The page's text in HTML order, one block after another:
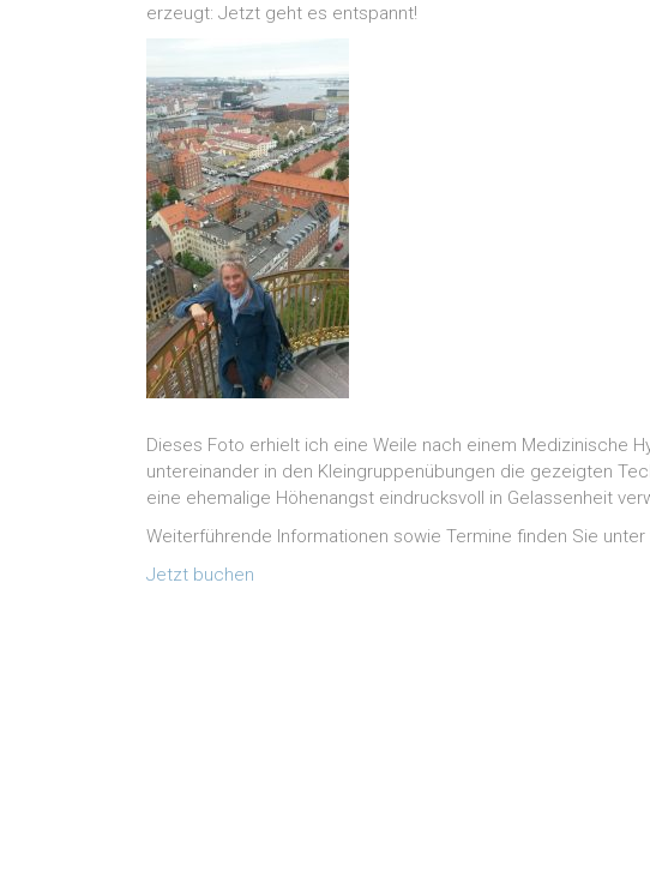
erzeugt: Jetzt geht es entspannt!
Dieses Foto erhielt ich eine Weile nach einem Medizinische
untereinander in den Kleingruppenübungen die gezeigten
eine ehemalige Höhenangst eindrucksvoll in Gelassenheit
Weiterführende Informationen sowie Termine finden Sie unter
Jetzt buchen